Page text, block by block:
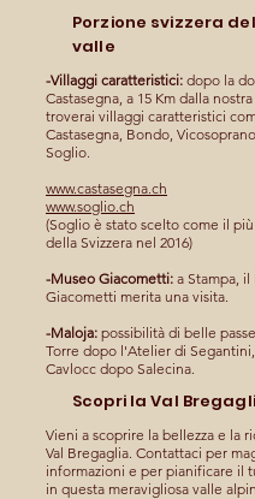
Porzione svizzera
valle
-Villaggi caratteristici: dopo la
Castasegna, a 15 Km dalla
troverai villaggi caratteristici
Castasegna, Bondo,
Soglio.
www.castasegna.ch
www.soglio.ch
(Soglio è stato scelto come il
della Svizzera nel 2016)
-Museo Giacometti: a Stampa,
Giacometti merita una visita.
-Maloja: possibilità di belle
Torre dopo l'Atelier di
Cavlocc dopo Salecina.
Scopri la Val
Vieni a scoprire la bellezza e la
Val Bregaglia. Contattaci per
informazioni e per pianificare il
in questa meravigliosa valle